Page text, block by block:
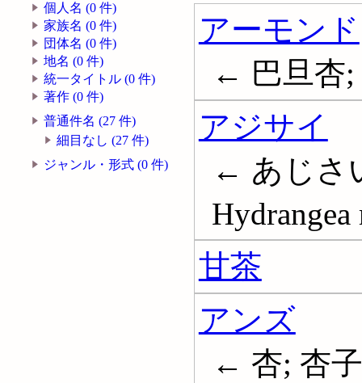
個人名 (0 件)
家族名 (0 件)
団体名 (0 件)
地名 (0 件)
統一タイトル (0 件)
著作 (0 件)
普通件名 (27 件)
細目なし (27 件)
ジャンル・形式 (0 件)
アーモンド
← 巴旦杏;
アジサイ
← あじさ
甘茶
アンズ
← 杏; 杏